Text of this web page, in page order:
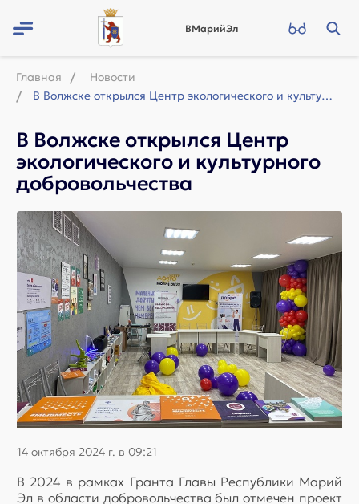
ВМарийЭл
Главная
Новости
В Волжске открылся Центр экологического и культурного добровольчества
В Волжске открылся Центр
экологического и культурного
добровольчества
14 октября 2024 г. в 09:21
В 2024 в рамках Гранта Главы Республики Марий
Эл в области добровольчества был отмечен проект